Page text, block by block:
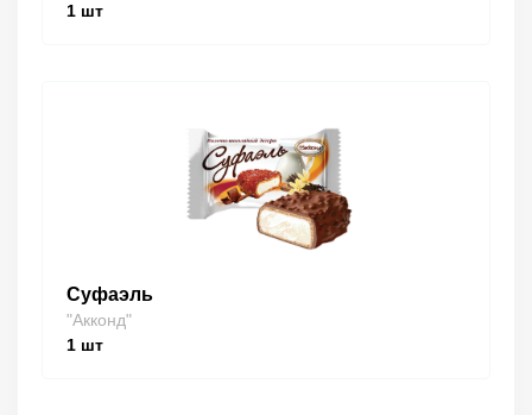
1 шт
Суфаэль
"Акконд"
1 шт